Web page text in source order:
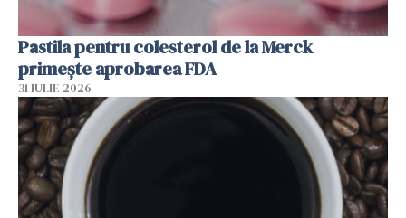
Pastila pentru colesterol de la Merck
primește aprobarea FDA
31 IULIE 2026